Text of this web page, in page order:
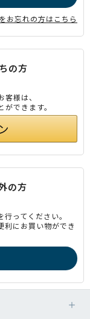
お忘れの方はこちら
の方
様は、
できます。
の方
ってください。
利にお買い物ができ